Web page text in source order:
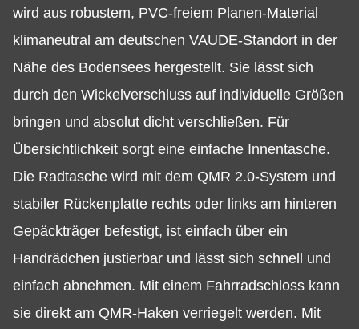
wird aus robustem, PVC-freiem Planen-Material
klimaneutral am deutschen VAUDE-Standort in der
Nähe des Bodensees hergestellt. Sie lässt sich
durch den Wickelverschluss auf individuelle Größen
bringen und absolut dicht verschließen. Für
Übersichtlichkeit sorgt eine einfache Innentasche.
Die Radtasche wird mit dem QMR 2.0-System und
stabiler Rückenplatte rechts oder links am hinteren
Gepäckträger befestigt, ist einfach über ein
Handrädchen justierbar und lässt sich schnell und
einfach abnehmen. Mit einem Fahrradschloss kann
sie direkt am QMR-Haken verriegelt werden. Mit